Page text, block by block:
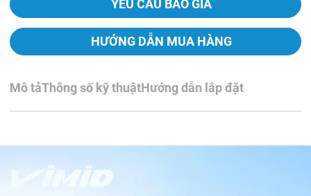
YÊU CẦU BÁO GIÁ
HƯỚNG DẪN MUA HÀNG
Mô tảThông số kỹ thuậtHướng dẫn lắp đặt